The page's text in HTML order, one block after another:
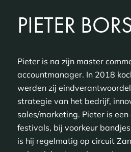
PIETER
Pieter is na zijn master
accountmanager. In 2018
werden zij
strategie van het bedrijf,
sales/marketing. Pieter is
festivals, bij voorkeur
is hij regelmatig op circuit